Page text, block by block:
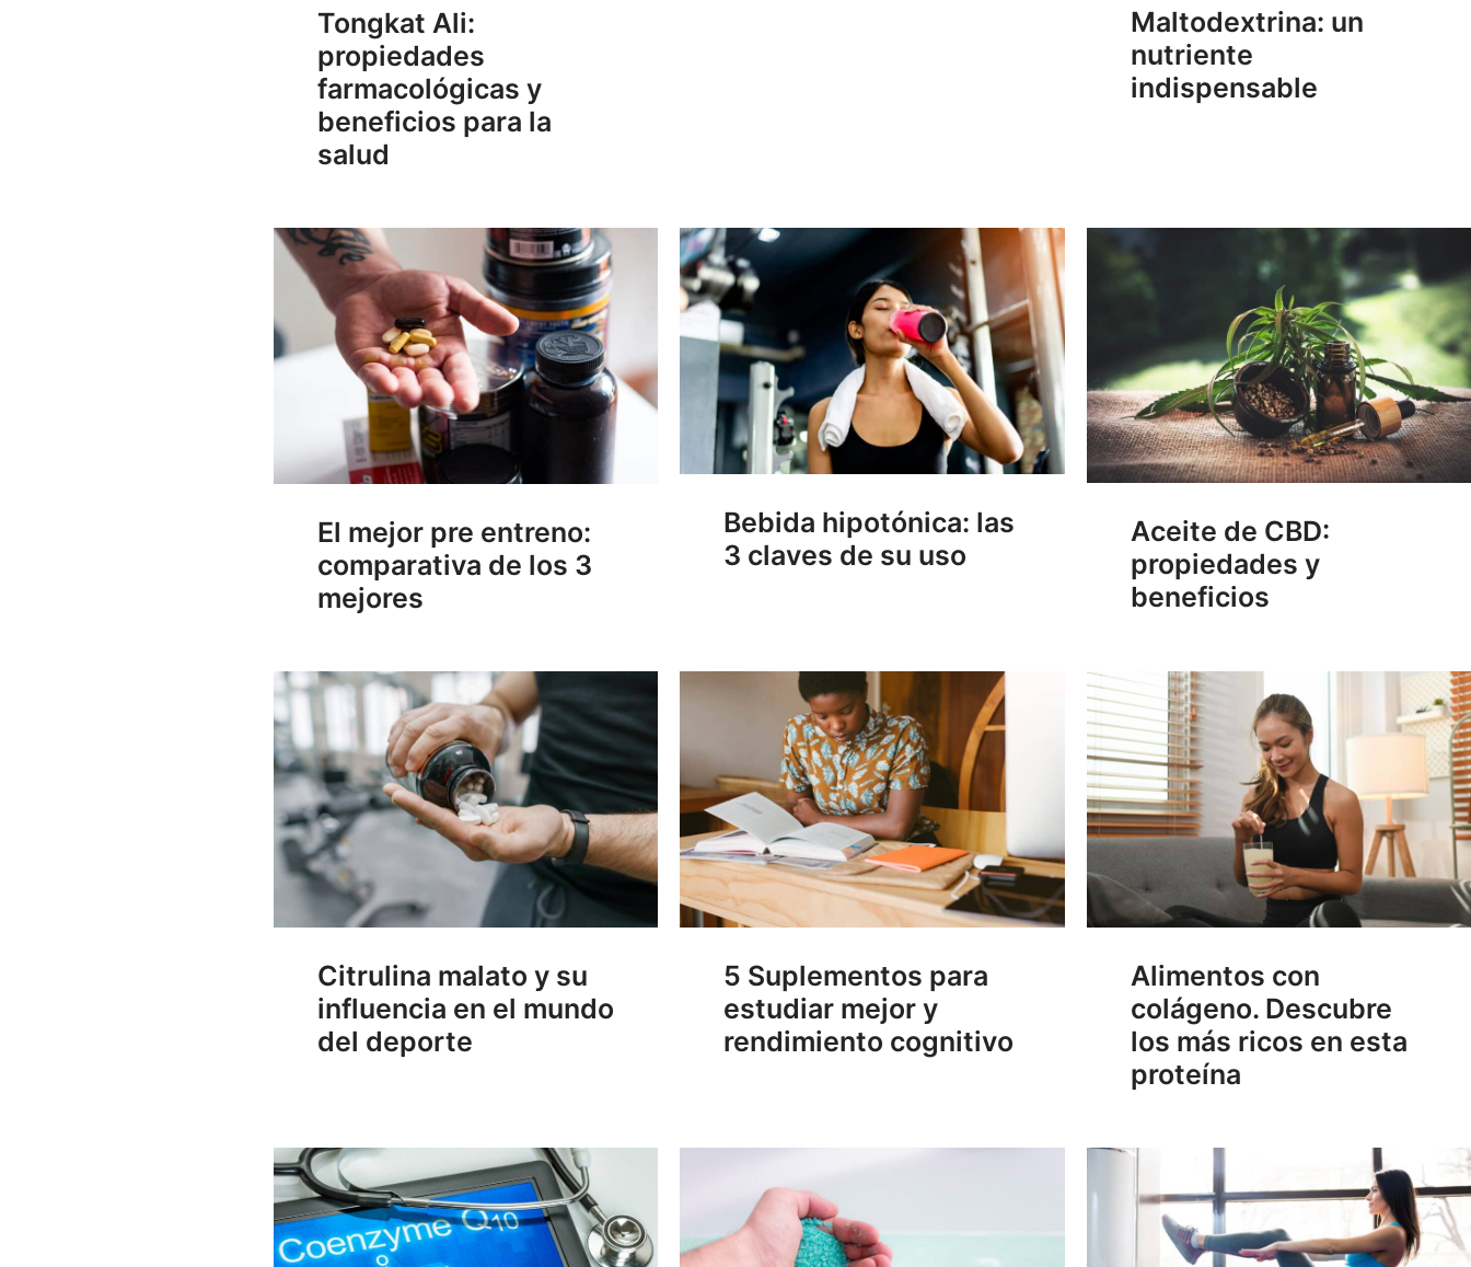
Tongkat Ali:
propiedades
farmacológicas y
beneficios para la
salud
Maltodextrina: un
nutriente
indispensable
El mejor pre entreno:
comparativa de los 3
mejores
Bebida hipotónica: las
3 claves de su uso
Aceite de CBD:
propiedades y
beneficios
Citrulina malato y su
influencia en el mundo
del deporte
5 Suplementos para
estudiar mejor y
rendimiento cognitivo
Alimentos con
colágeno. Descubre
los más ricos en esta
proteína